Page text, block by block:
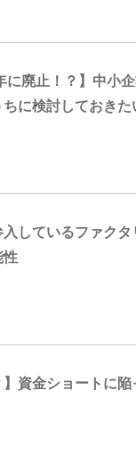
に廃止！？】中小
に検討しておき
入しているファク
性
】資金ショートに